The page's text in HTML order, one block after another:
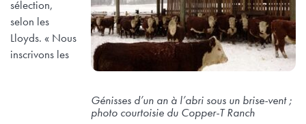
Génisses d’un an à l’abri sous un brise-vent ;
photo courtoisie du Copper-T Ranch
sélection,
selon les
Lloyds. « Nous
inscrivons les